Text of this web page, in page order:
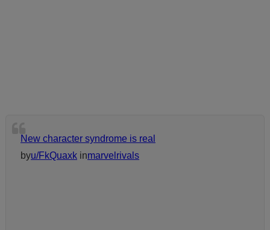
New character syndrome is real
byu/FkQuaxk inmarvelrivals